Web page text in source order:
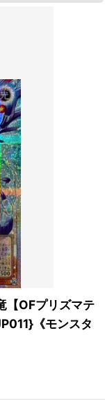
【OFプリズマテ
《モンスタ